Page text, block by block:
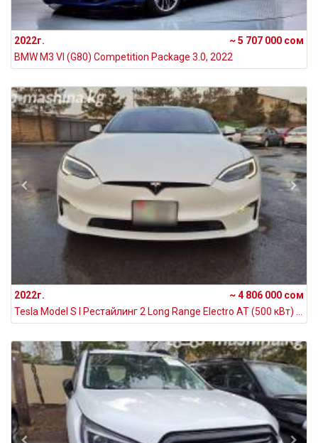
2022г.
~ 5 707 000 сом
BMW M3 VI (G80) Competition Package 3.0, 2022
2022г.
~ 4 806 000 сом